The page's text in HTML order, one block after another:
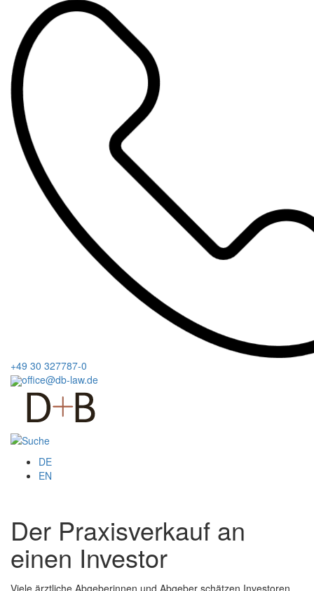
Inhalt
+49 30 327787-0
office@db-law.de
DE
EN
Der Praxisverkauf an
einen Investor
Viele ärztliche Abgeberinnen und Abgeber schätzen Investoren